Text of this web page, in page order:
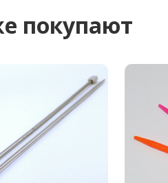
покупают